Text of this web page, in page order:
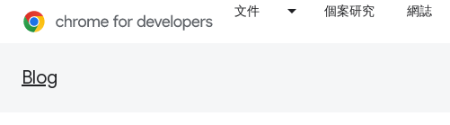
文件 個案研究 網誌
Blog